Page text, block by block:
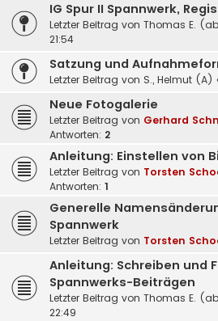
IG Spur II Spannwerk,
Letzter Beitrag von Thomas E.
21:54
Satzung und
Letzter Beitrag von S., Helmut (A)
Neue Fotogalerie
Letzter Beitrag von Gerhard
Antworten: 2
Anleitung: Einstellen von
Letzter Beitrag von Torsten
Antworten: 1
Generelle
Spannwerk
Letzter Beitrag von Torsten
Anleitung: Schreiben und
Spannwerks-Beiträgen
Letzter Beitrag von Thomas E.
22:49